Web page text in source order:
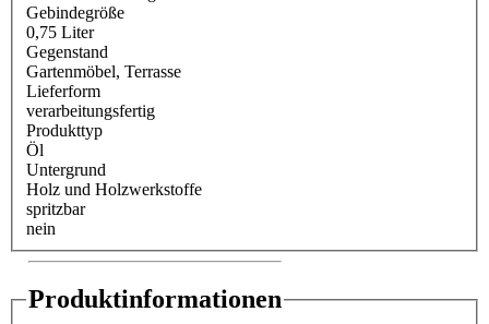
Gebindegröße
0,75 Liter
Gegenstand
Gartenmöbel, Terrasse
Lieferform
verarbeitungsfertig
Produkttyp
Öl
Untergrund
Holz und Holzwerkstoffe
spritzbar
nein
Produktinformationen